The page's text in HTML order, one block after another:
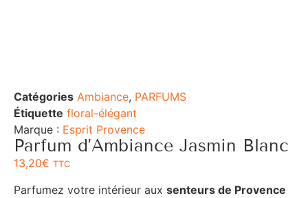
Catégories Ambiance, PARFUMS
Étiquette floral-élégant
Marque : Esprit Provence
Parfum d’Ambiance Jasmin Blanc
13,20€ TTC
Parfumez votre intérieur aux senteurs de Provence